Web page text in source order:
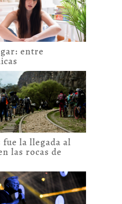
entre
fue la llegada al
las rocas de